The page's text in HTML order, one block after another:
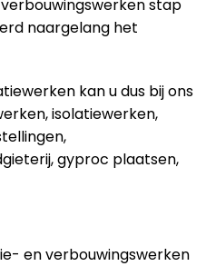
stap
naargelang het
kan u dus bij ons
isolatiewerken,
gyproc plaatsen,
en verbouwingswerken